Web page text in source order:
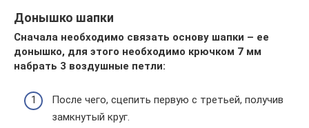
Донышко шапки
Сначала необходимо связать основу шапки – ее
донышко, для этого необходимо крючком 7 мм
набрать 3 воздушные петли:
После чего, сцепить первую с третьей, получив
замкнутый круг.